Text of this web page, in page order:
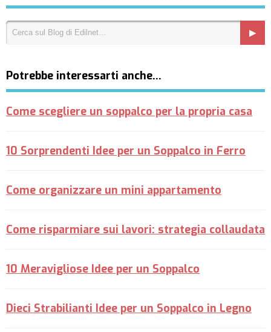
Potrebbe interessarti anche…
Come scegliere un soppalco per la propria casa
10 Sorprendenti Idee per un Soppalco in Ferro
Come organizzare un mini appartamento
Come risparmiare sui lavori: strategia collaudata
10 Meravigliose Idee per un Soppalco
Dieci Strabilianti Idee per un Soppalco in Legno